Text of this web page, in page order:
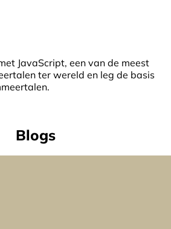
JavaScript, een van de meest
ter wereld en leg de basis
Blogs